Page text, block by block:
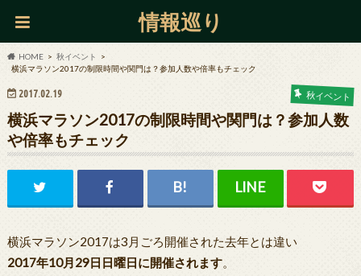
情報巡り
HOME
秋イベント
横浜マラソン2017の制限時間や関門は？参加人数や倍率もチェック
2017.02.19 秋イベント
横浜マラソン2017の制限時間や関門は？参加人数
や倍率もチェック
横浜マラソン2017は3月ごろ開催された去年とは違い
2017年10月29日日曜日に開催されます。